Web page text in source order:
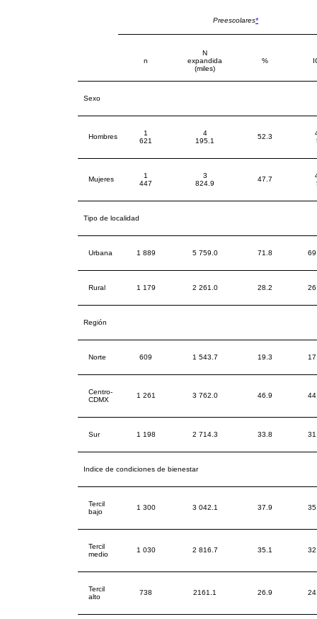
Preescolares*
n
N
expandida
(miles)
%
Sexo
Hombres
1
621
4
195.1
52.3
Mujeres
1
447
3
824.9
47.7
Tipo de localidad
Urbana 1 889 5 759.0 71.8
Rural 1 179 2 261.0 28.2
Región
Norte 609 1 543.7 19.3
Centro-
CDMX
1 261 3 762.0 46.9
Sur 1 198 2 714.3 33.8
Indice de condiciones de bienestar
Tercil
bajo
1 300 3 042.1 37.9
Tercil
medio
1 030 2 816.7 35.1
Tercil
alto
738 2161.1 26.9